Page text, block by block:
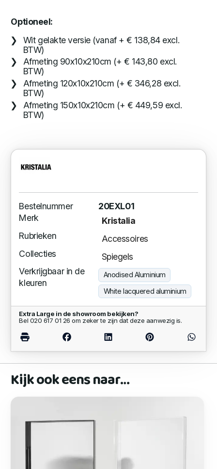
Optioneel:
Wit gelakte versie (vanaf + € 138,84 excl.
BTW)
Afmeting 90x10x210cm (+ € 143,80 excl.
BTW)
Afmeting 120x10x210cm (+ € 346,28 excl.
BTW)
Afmeting 150x10x210cm (+ € 449,59 excl.
BTW)
Bestelnummer
20EXL01
Merk
Kristalia
Rubrieken
Accessoires
Collecties
Spiegels
Verkrijgbaar in de
kleuren
Anodised Aluminium
White lacquered aluminium
Extra Large in de showroom bekijken?
Bel 020 617 01 26 om zeker te zijn dat deze aanwezig is.
Kijk ook eens naar…